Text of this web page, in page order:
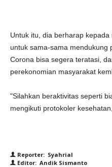
Untuk itu, dia berharap
untuk sama-sama mendukung
Corona bisa segera teratasi,
perekonomian masyarakat
"Silahkan beraktivitas seperti
mengikuti protokoler
Reporter: Syahrial
Editor: Andik Sismanto